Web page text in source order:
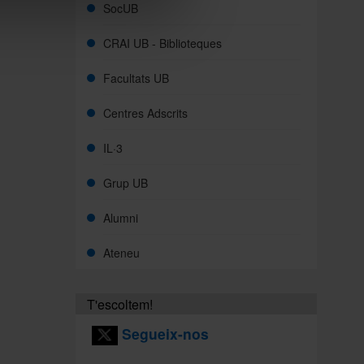
SocUB
CRAI UB - Biblioteques
Facultats UB
Centres Adscrits
IL·3
Grup UB
Alumni
Ateneu
T'escoltem!
Segueix-nos